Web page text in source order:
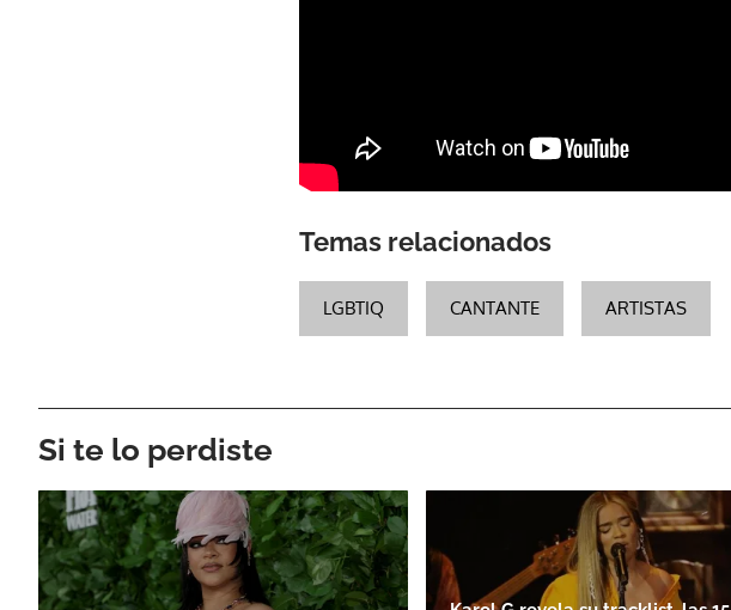
Temas relacionados
LGBTIQ CANTANTE ARTISTAS
Si te lo perdiste